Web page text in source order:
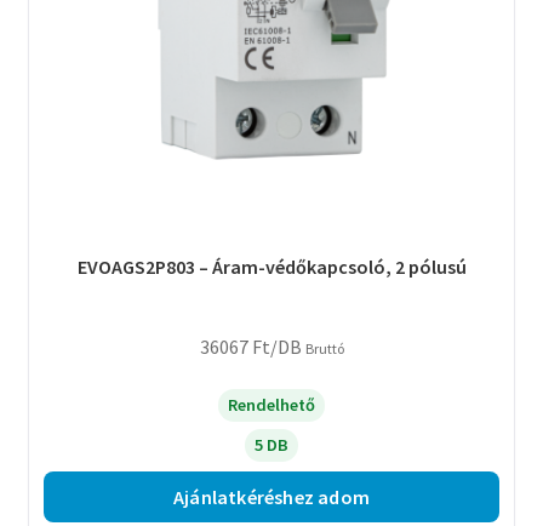
EVOAGS2P803 – Áram-védőkapcsoló, 2 pólusú
36067 Ft/DB Bruttó
Rendelhető
5 DB
Ajánlatkéréshez adom